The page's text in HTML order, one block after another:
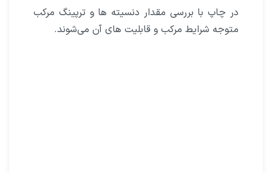
در چاپ با بررسی مقدار دنسیته ها و ترپینگ مرکب
متوجه شرایط مرکب و قابلیت های آن می‌شوند.